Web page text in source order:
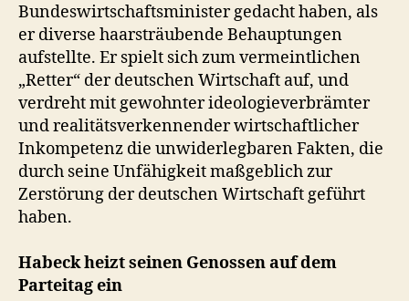
Bundeswirtschaftsminister gedacht haben, als
er diverse haarsträubende Behauptungen
aufstellte. Er spielt sich zum vermeintlichen
„Retter“ der deutschen Wirtschaft auf, und
verdreht mit gewohnter ideologieverbrämter
und realitätsverkennender wirtschaftlicher
Inkompetenz die unwiderlegbaren Fakten, die
durch seine Unfähigkeit maßgeblich zur
Zerstörung der deutschen Wirtschaft geführt
haben.
Habeck heizt seinen Genossen auf dem
Parteitag ein